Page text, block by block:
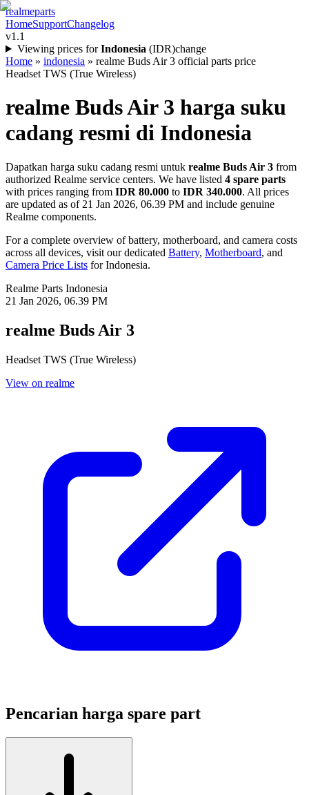
realmeparts
HomeSupportChangelog
v1.1
Viewing prices for Indonesia (IDR)change
Home » indonesia » realme Buds Air 3 official parts price
Headset TWS (True Wireless)
realme Buds Air 3 harga suku
cadang resmi di Indonesia
Dapatkan harga suku cadang resmi untuk realme Buds Air 3 from
authorized Realme service centers. We have listed 4 spare parts
with prices ranging from IDR 80.000 to IDR 340.000. All prices
are updated as of 21 Jan 2026, 06.39 PM and include genuine
Realme components.
For a complete overview of battery, motherboard, and camera costs
across all devices, visit our dedicated Battery, Motherboard, and
Camera Price Lists forIndonesia.
Realme Parts Indonesia
21 Jan 2026, 06.39 PM
realme Buds Air 3
Headset TWS (True Wireless)
View on realme
Pencarian harga spare part